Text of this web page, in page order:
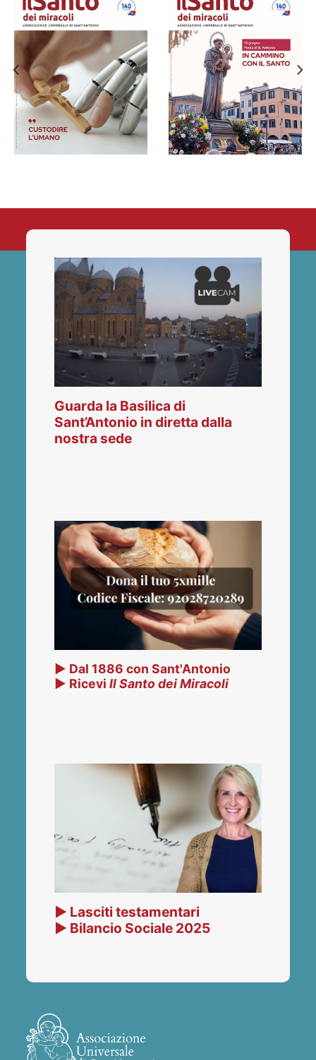
Guarda la Basilica di
Sant’Antonio in diretta dalla
nostra sede
▶ Dal 1886 con Sant'Antonio
▶ RiceviIl Santo dei Miracoli
▶ Lasciti testamentari
▶ Bilancio Sociale 2025